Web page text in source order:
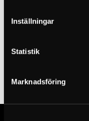
Inställningar
Statistik
Marknadsföring
s’intègre naturellement
solution à la fois
soigneusement pensé.